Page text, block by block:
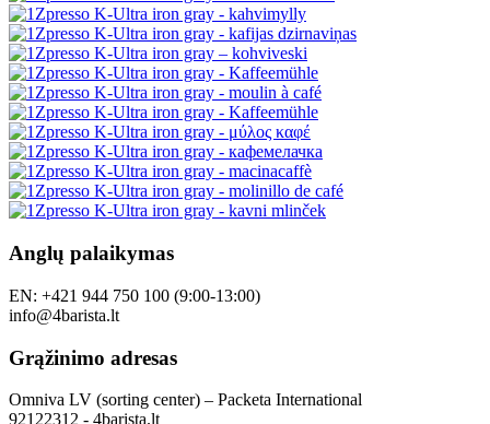
Anglų palaikymas
EN: +421 944 750 100 (9:00-13:00)
info@4barista.lt
Grąžinimo adresas
Omniva LV (sorting center) – Packeta International
92122312 - 4barista.lt